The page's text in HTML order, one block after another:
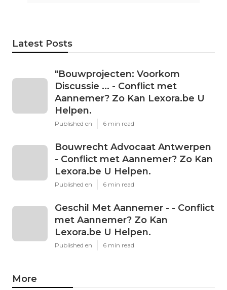
Latest Posts
"Bouwprojecten: Voorkom
Discussie ... - Conflict met
Aannemer? Zo Kan Lexora.be U
Helpen.
Published en 6 min read
Bouwrecht Advocaat Antwerpen
- Conflict met Aannemer? Zo Kan
Lexora.be U Helpen.
Published en 6 min read
Geschil Met Aannemer - - Conflict
met Aannemer? Zo Kan
Lexora.be U Helpen.
Published en 6 min read
More